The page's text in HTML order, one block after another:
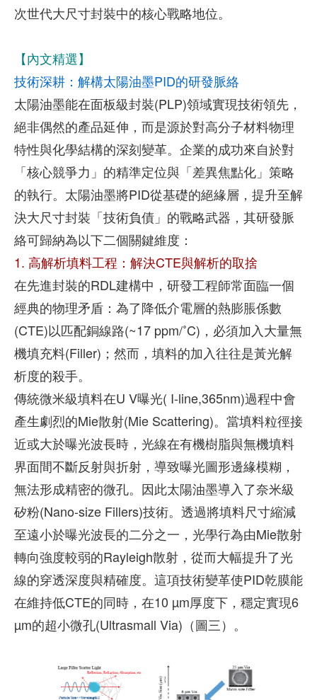
次世代大尺寸封裝中的核心戰略地位。
【內文精選】
技術深耕：解構太陽油墨PID的研發脈絡
太陽油墨能在面板級封裝(PLP)領域實現技術領先，
絕非偶然的產品延伸，而是源於對高分子材料物理
特性與化學結構的深刻變革。企業的成功來自於對
「核心競爭力」的精準定位與「差異焦點化」策略
的執行。太陽油墨將PID從基礎的絕緣層，提升至解
決大尺寸封裝「技術負債」的戰略武器，其研發脈
絡可歸納為以下二個關鍵維度：
1. 高解析填料工程：解決CTE與解析的取捨
在先進封裝的RDL建構中，研發工程師常面臨一個
經典的物理矛盾：為了降低介電層的熱膨脹係數
(CTE)以匹配銅線路(~17 ppm/˚C)，必須加入大量無
機填充料(Filler)；然而，填料的加入往往是黃光解
析度的殺手。
傳統微米級填料在U V曝光( I-line,365nm)過程中會
產生劇烈的Mie散射(Mie Scattering)。當填料粒徑接
近或大於曝光波長時，光線在有機樹脂與無機填料
界面間不斷反射與折射，導致曝光圖形邊緣模糊，
無法形成精密的微孔。因此太陽油墨導入了奈米級
矽粉(Nano-size Fillers)技術。透過將填料尺寸縮減
至遠小於曝光波長的二分之一，光學行為由Mie散射
轉向強度較弱的Rayleigh散射，從而大幅提升了光
線的穿透深度與精確度。這項技術變革使PID乾膜能
在維持低CTE的同時，在10 µm厚度下，穩定實現6
µm的超小微孔(Ultrasmall Via)（圖三）。